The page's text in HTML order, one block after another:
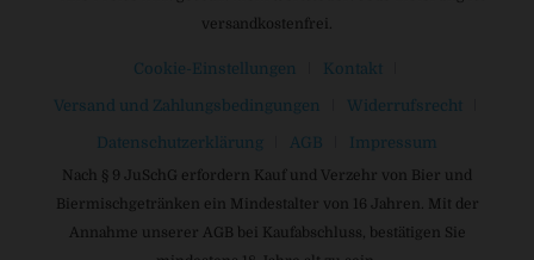
versandkostenfrei.
Cookie-Einstellungen Kontakt
Versand und Zahlungsbedingungen Widerrufsrecht
Datenschutzerklärung AGB Impressum
Nach § 9 JuSchG erfordern Kauf und Verzehr von Bier und
Biermischgetränken ein Mindestalter von 16 Jahren. Mit der
Annahme unserer AGB bei Kaufabschluss, bestätigen Sie